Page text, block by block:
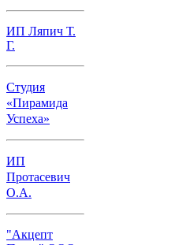
ИП Ляпич Т.
Г.
Студия
«Пирамида
Успеха»
ИП
Протасевич
О.А.
"Акцепт